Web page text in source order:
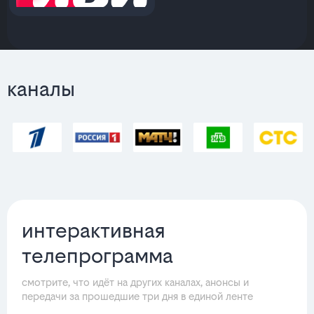
каналы
интерактивная
телепрограмма
смотрите, что идёт на других каналах, анонсы и
передачи за прошедшие три дня в единой ленте